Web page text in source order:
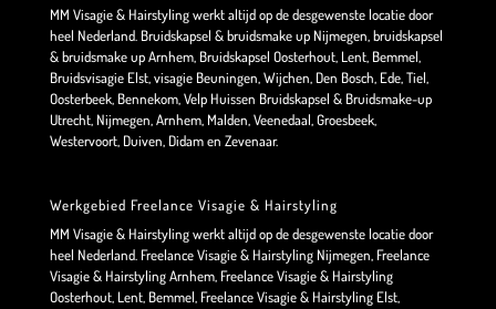
MM Visagie & Hairstyling werkt altijd op de desgewenste locatie door
heel Nederland. Bruidskapsel & bruidsmake up Nijmegen, bruidskapsel
& bruidsmake up Arnhem, Bruidskapsel Oosterhout, Lent, Bemmel,
Bruidsvisagie Elst, visagie Beuningen, Wijchen, Den Bosch, Ede, Tiel,
Oosterbeek, Bennekom, Velp Huissen Bruidskapsel & Bruidsmake-up
Utrecht, Nijmegen, Arnhem, Malden, Veenedaal, Groesbeek,
Westervoort, Duiven, Didam en Zevenaar.
Werkgebied Freelance Visagie & Hairstyling
MM Visagie & Hairstyling werkt altijd op de desgewenste locatie door
heel Nederland. Freelance Visagie & Hairstyling Nijmegen, Freelance
Visagie & Hairstyling Arnhem, Freelance Visagie & Hairstyling
Oosterhout, Lent, Bemmel, Freelance Visagie & Hairstyling Elst,